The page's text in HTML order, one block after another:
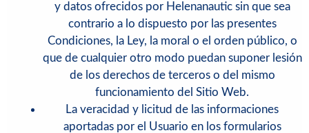
y datos ofrecidos por Helenanautic sin que sea
contrario a lo dispuesto por las presentes
Condiciones, la Ley, la moral o el orden público, o
que de cualquier otro modo puedan suponer lesión
de los derechos de terceros o del mismo
funcionamiento del Sitio Web.
La veracidad y licitud de las informaciones
aportadas por el Usuario en los formularios